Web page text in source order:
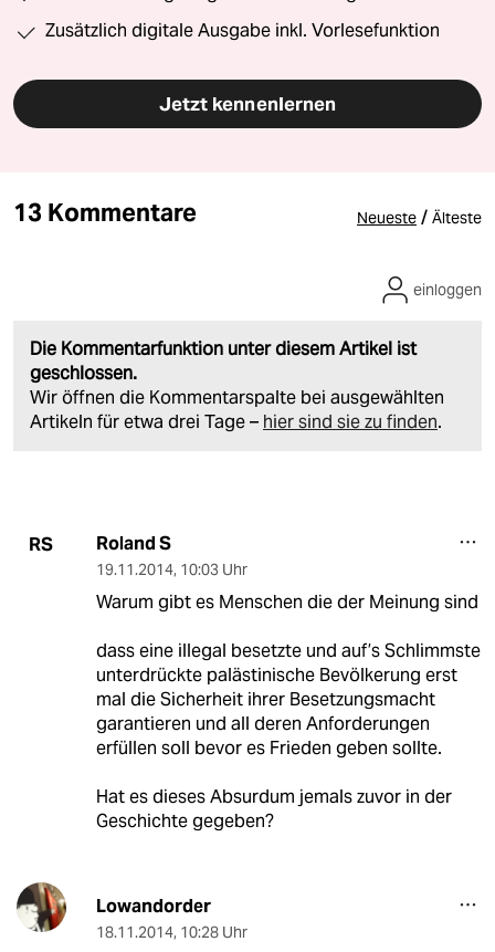
Zusätzlich digitale Ausgabe inkl. Vorlesefunktion
Jetzt kennenlernen
13 Kommentare Neueste / Älteste
Die Kommentarfunktion unter diesem Artikel ist
geschlossen.
Wir öffnen die Kommentarspalte bei ausgewählten
Artikeln für etwa drei Tage – hier sind sie zu finden.
einloggen
RS Roland S
19.11.2014, 10:03 Uhr
Warum gibt es Menschen die der Meinung sind
dass eine illegal besetzte und auf’s Schlimmste
unterdrückte palästinische Bevölkerung erst
mal die Sicherheit ihrer Besetzungsmacht
garantieren und all deren Anforderungen
erfüllen soll bevor es Frieden geben sollte.
Hat es dieses Absurdum jemals zuvor in der
Geschichte gegeben?
Lowandorder
18.11.2014, 10:28 Uhr